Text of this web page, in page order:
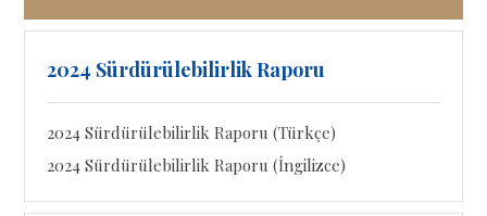
2024 Sürdürülebilirlik Raporu
2024 Sürdürülebilirlik Raporu (Türkçe)
2024 Sürdürülebilirlik Raporu (İngilizce)